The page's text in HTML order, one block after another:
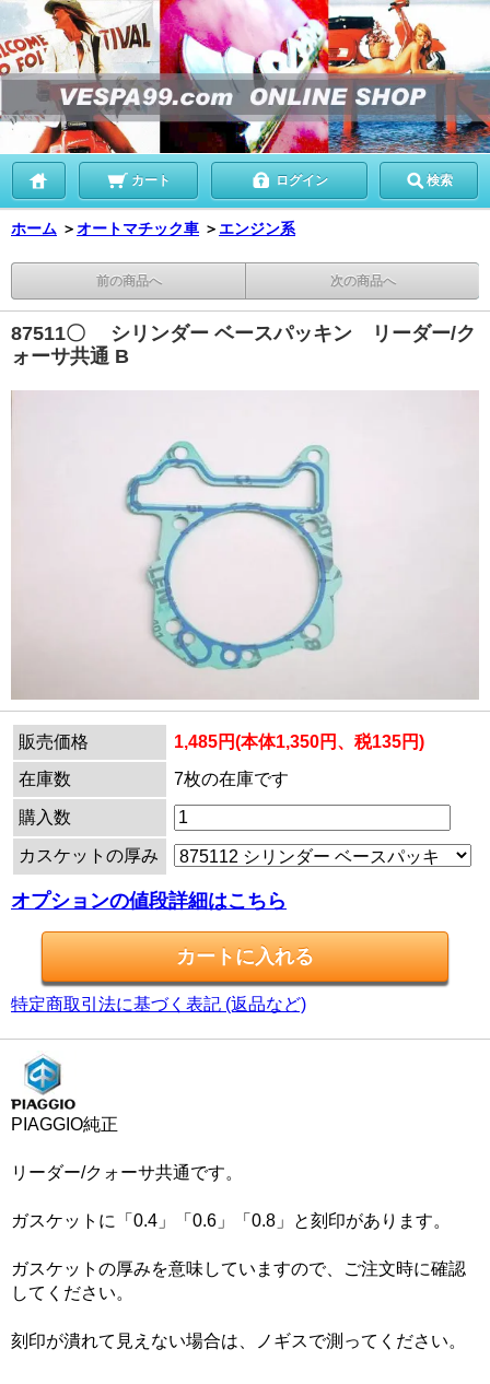
カート ログイン 検索
ホーム ＞オートマチック車 ＞ エンジン系
前の商品へ 次の商品へ
87511〇 シリンダー ベースパッキン リーダー/ク
ォーサ共通 B
販売価格
1,485円(本体1,350円、税135円)
在庫数
7枚の在庫です
購入数
カスケットの厚み
オプションの値段詳細はこちら
特定商取引法に基づく表記 (返品など)
PIAGGIO純正
リーダー/クォーサ共通です。
ガスケットに「0.4」「0.6」「0.8」と刻印があります。
ガスケットの厚みを意味していますので、ご注文時に確認
してください。
刻印が潰れて見えない場合は、ノギスで測ってください。